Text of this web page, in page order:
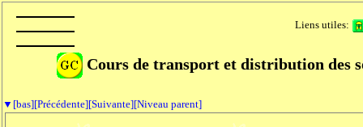
Liens utiles:
Cours de transport et distribution des
▼[bas][Précédente][Suivante][Niveau parent]